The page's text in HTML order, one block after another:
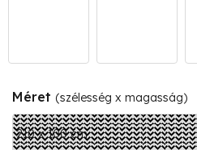
Méret (szélesség x magasság)